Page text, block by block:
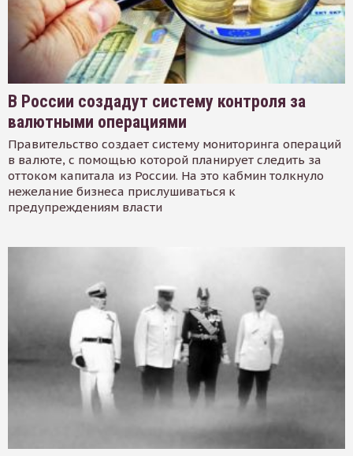
В России создадут систему контроля за
валютными операциями
Правительство создает систему мониторинга операций
в валюте, с помощью которой планирует следить за
оттоком капитала из России. На это кабмин толкнуло
нежелание бизнеса прислушиваться к
предупреждениям власти